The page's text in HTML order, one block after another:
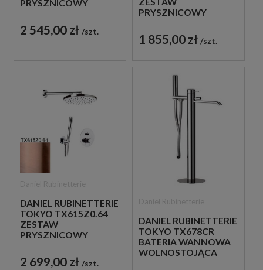
PRYSZNICOWY
2 545,00 zł szt.
PRYSZNICOWY
1 855,00 zł szt.
DANIEL RUBINETTERIE
TOKYO TX615Z0.64
ZESTAW
PRYSZNICOWY
2 699,00 zł szt.
DANIEL RUBINETTERIE
TOKYO TX678CR
BATERIA WANNOWA
WOLNOSTOJĄCA